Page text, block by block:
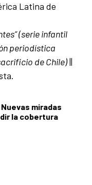
Latina de
(serie infantil
periodística
de Chile)||
miradas
la cobertura